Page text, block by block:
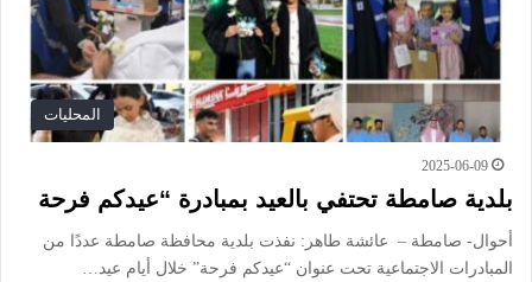
المحليات
2025-06-09
بلدية صامطة تحتفي بالعيد بمبادرة “عيدكم فرحة
أحوال- صامطة – عائشة طاهر: نفذت بلدية محافظة صامطة عددًا من
المبادرات الاجتماعية تحت عنوان “عيدكم فرحة” خلال أيام عيد…